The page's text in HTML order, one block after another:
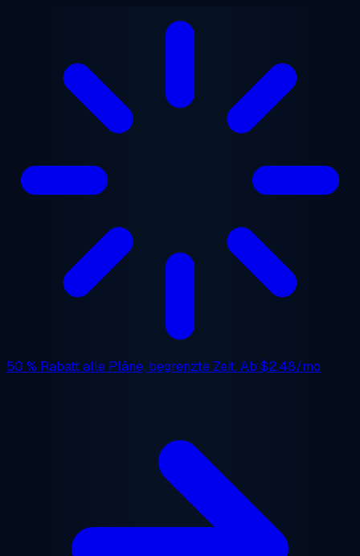
50 % Rabattalle Pläne, begrenzte Zeit. Ab $2.48/mo